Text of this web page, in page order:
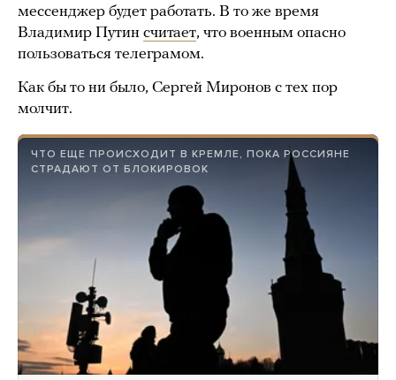
мессенджер будет работать. В то же время
Владимир Путин считает, что военным опасно
пользоваться телеграмом.
Как бы то ни было, Сергей Миронов с тех пор
молчит.
ЧТО ЕЩЕ ПРОИСХОДИТ В КРЕМЛЕ, ПОКА РОССИЯНЕ
СТРАДАЮТ ОТ БЛОКИРОВОК